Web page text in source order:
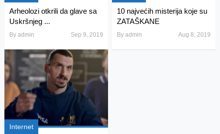
Arheolozi otkrili da glave sa
Uskršnjeg ...
By admin Sep 9, 2019
10 najvećih misterija koje su
ZATAŠKANE
Byadmin Aug 8, 2019
Internet